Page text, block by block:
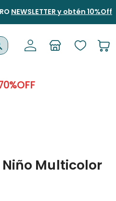
NEWSLETTER y obtén 10%Off
Niño Multicolor